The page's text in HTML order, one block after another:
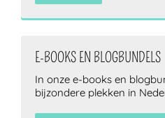
E-BOOKS EN BLOGBUNDELS
In onze e-books en
bijzondere plekken in